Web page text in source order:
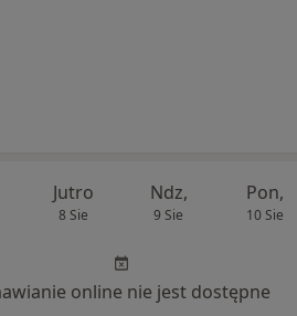
Jutro
8 Sie
Ndz,
9 Sie
Pon,
10 Sie
online nie jest dostępne